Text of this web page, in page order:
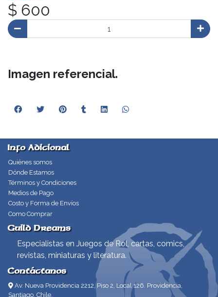
$ 600
Imagen referencial.
Info Adicional
Quiénes somos
Dónde Estamos
Términos y Condiciones
Medios de Pago
Costo y Forma de Envíos
Como Comprar
Guild Dreams
Especialistas en Juegos de Rol, cartas, comics,
revistas, miniaturas y literatura.
Contáctanos
Av. Nueva Providencia 2212, Piso 2, Local 126. Providencia,
Santiago, Chile.